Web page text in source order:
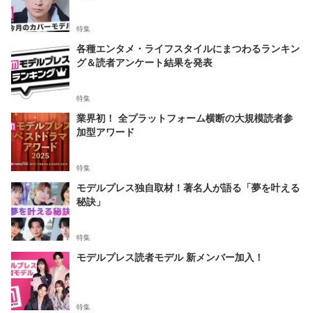
特集
各種エンタメ・ライフスタイルにまつわるランキン
グ＆読者アンケート結果を発表
特集
業界初！ 全プラットフォーム横断の大規模読者参
加型アワード
特集
モデルプレス独自取材！著名人が語る「夢を叶える
秘訣」
特集
モデルプレス読者モデル 新メンバー加入！
特集